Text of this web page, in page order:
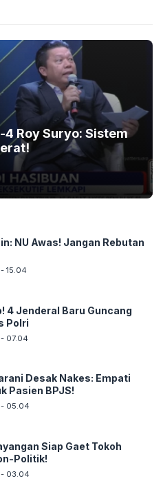
Roy Suryo: Sistem
NU Awas! Jangan Rebutan
15.04
4 Jenderal Baru Guncang
Polri
07.04
Desak Nakes: Empati
Pasien BPJS!
05.04
Siap Gaet Tokoh
Politik!
03.04